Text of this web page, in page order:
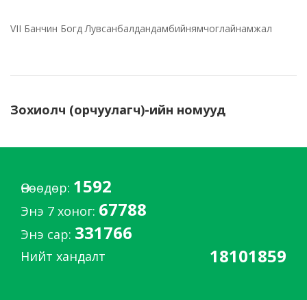
VII Банчин Богд Лувсанбалдандамбийнямчоглайнамжал
Зохиолч (орчуулагч)-ийн номууд
Өнөөдөр: 1592
Энэ 7 хоног: 67788
Энэ сар: 331766
Нийт хандалт 18101859